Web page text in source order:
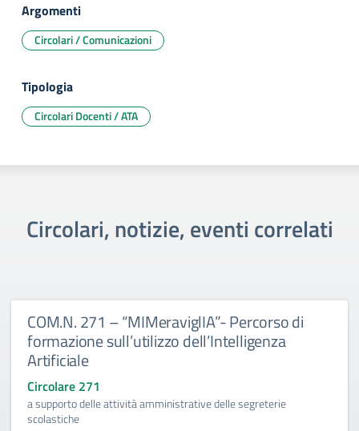
Argomenti
Circolari / Comunicazioni
Tipologia
Circolari Docenti / ATA
Circolari, notizie, eventi correlati
COM.N. 271 – “MIMeraviglIA”- Percorso di
formazione sull’utilizzo dell’Intelligenza
Artificiale
Circolare 271
a supporto delle attività amministrative delle segreterie
scolastiche